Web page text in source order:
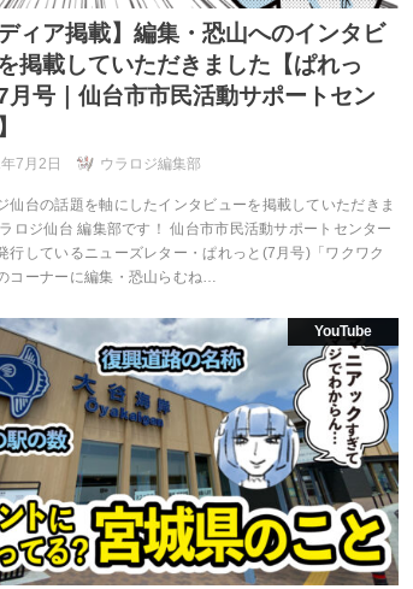
ディア掲載】編集・恐山へのインタビ
掲載していただきました【ぱれっ
月号｜仙台市市民活動サポートセン
7月2日 ウラロジ編集部
仙台の話題を軸にしたインタビューを掲載していただきま
ロジ仙台 編集部です！ 仙台市市民活動サポートセンター
行しているニューズレター・ぱれっと(7月号)「ワクワク
コーナーに編集・恐山らむね…
YouTube